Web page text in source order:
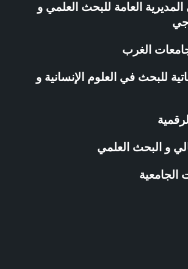
المديرية العامة للبحث العلمي و
الغرب
للبحث في العلوم الإنسانية و
و البحث العلمي
الجامعية